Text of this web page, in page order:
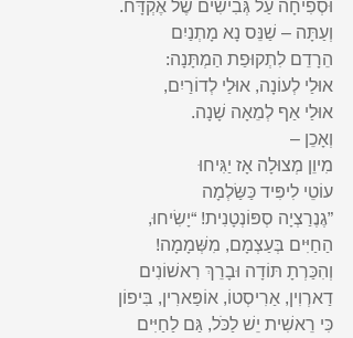
וּסְפִיחָה עַל גְּבִישִׁים שֶׁל אֶקְדָּח.
וְעַתָּה – שַׁנֵּס נָא מָתְנַיִם
הֵרָדֵם לִתְקוּפַת הַמְתָּנָה:
אוּלַי לְעוֹנָה, אוּלַי לְדוֹרַיִם,
אוּלַי אַף לְמֵאָה שָׁנָה.
וְאָכֵן –
מִיוֵן מְצוּלָה אָז יַגִּיחוּ
עוֹטֵי לִיפִּיד כַּשַּׂלְמָה
”גֶנֶרַצְיָה סְפּוֹנְטָנִית! “יָשִׂיחוּ,
הַחַיִּים בְּעַצְמָם, מִשְּׁמָמָה!
וְהִכַּרְתָ תּוֹדָה וּבָרֵךְ רִאשׁוֹנִים
דַארְוִין, אַרִיסְטוֹ, אוֹפַּארִין, בִּיפוֹן
כִּי רֵאשִׁית יֵשׁ לַכֺּל, גַּם לַחַיִּים